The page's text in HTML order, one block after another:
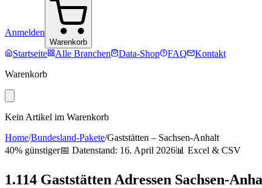
Anmelden
Warenkorb
Startseite Alle Branchen Data-Shop FAQ
Kontakt
Warenkorb
Kein Artikel im Warenkorb
Home/Bundesland-Pakete/Gaststätten – Sachsen-Anhalt
40% günstiger📅 Datenstand: 16. April 2026📊 Excel & CSV
1.114 Gaststätten Adressen Sachsen-